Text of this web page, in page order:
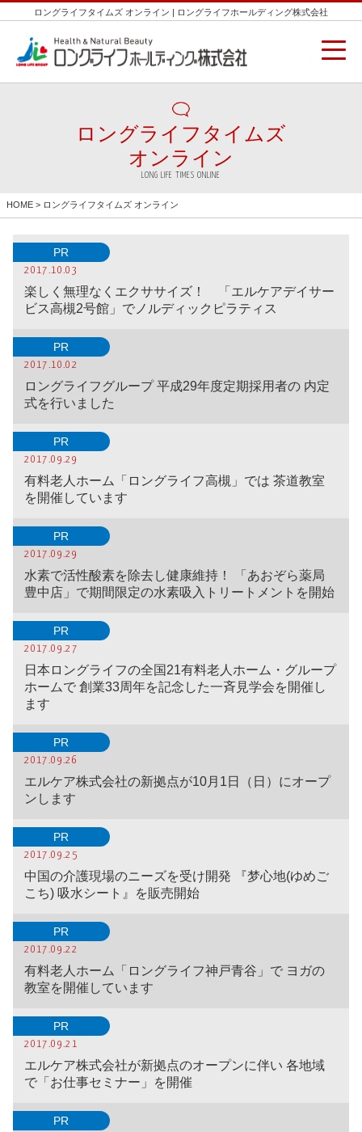
ロングライフタイムズ オンライン | ロングライフホールディング株式会社
ロングライフタイムズ
オンライン
LONG LIFE TIMES ONLINE
HOME > ロングライフタイムズ オンライン
PR
2017.10.03
楽しく無理なくエクササイズ！ 「エルケアデイサー
ビス高槻2号館」でノルディックピラティス
PR
2017.10.02
ロングライフグループ 平成29年度定期採用者の 内定
式を行いました
PR
2017.09.29
有料老人ホーム「ロングライフ高槻」では 茶道教室
を開催しています
PR
2017.09.29
水素で活性酸素を除去し健康維持！ 「あおぞら薬局
豊中店」で期間限定の水素吸入トリートメントを開始
PR
2017.09.27
日本ロングライフの全国21有料老人ホーム・グループ
ホームで 創業33周年を記念した一斉見学会を開催し
ます
PR
2017.09.26
エルケア株式会社の新拠点が10月1日（日）にオープ
ンします
PR
2017.09.25
中国の介護現場のニーズを受け開発 『梦心地(ゆめご
こち) 吸水シート』を販売開始
PR
2017.09.22
有料老人ホーム「ロングライフ神戸青谷」で ヨガの
教室を開催しています
PR
2017.09.21
エルケア株式会社が新拠点のオープンに伴い 各地域
で「お仕事セミナー」を開催
PR